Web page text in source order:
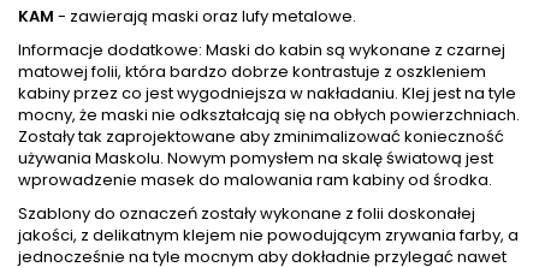
KAM - zawierają maski oraz lufy metalowe.
Informacje dodatkowe: Maski do kabin są wykonane z czarnej
matowej folii, która bardzo dobrze kontrastuje z oszkleniem
kabiny przez co jest wygodniejsza w nakładaniu. Klej jest na tyle
mocny, że maski nie odkształcają się na obłych powierzchniach.
Zostały tak zaprojektowane aby zminimalizować konieczność
używania Maskolu. Nowym pomysłem na skalę światową jest
wprowadzenie masek do malowania ram kabiny od środka.
Szablony do oznaczeń zostały wykonane z folii doskonałej
jakości, z delikatnym klejem nie powodującym zrywania farby, a
jednocześnie na tyle mocnym aby dokładnie przylegać nawet